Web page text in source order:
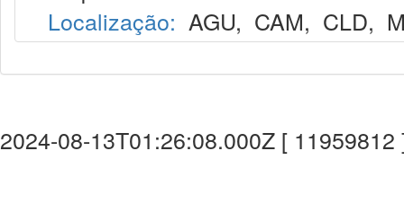
Localização: AGU, CAM, CLD,
2024-08-13T01:26:08.000Z [ 11959812